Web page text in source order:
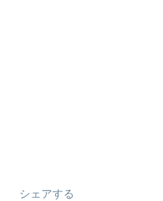
シェアする